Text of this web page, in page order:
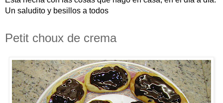
Un saludito y besillos a todos
Petit choux de crema